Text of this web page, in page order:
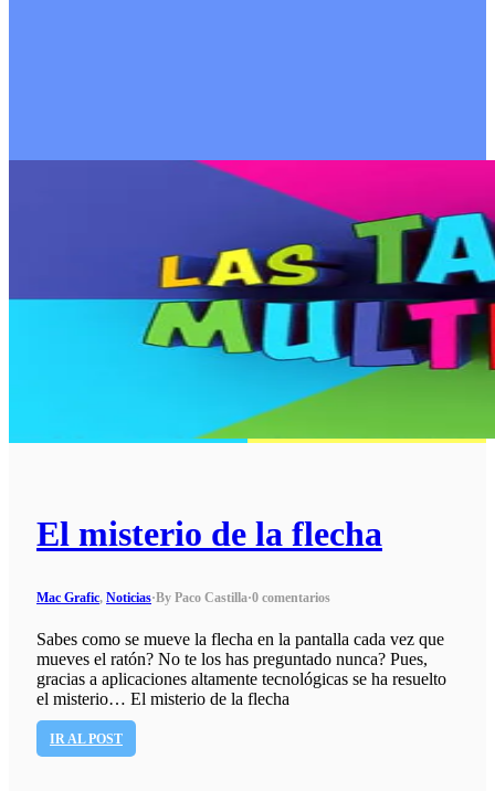
El misterio de la flecha
Mac Grafic, Noticias·By Paco Castilla·0 comentarios
Sabes como se mueve la flecha en la pantalla cada vez que
mueves el ratón? No te los has preguntado nunca? Pues,
gracias a aplicaciones altamente tecnológicas se ha resuelto
el misterio… El misterio de la flecha
IR AL POST